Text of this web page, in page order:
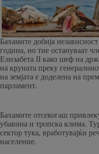
Бахамите добија
година, но тие остануваат
Елизабета II како шеф на
на круната преку
на земјата е доделена на
парламент.
Бахамите отсекогаш
убавина и тропска клима.
сектор тука, вработувајќи
население.